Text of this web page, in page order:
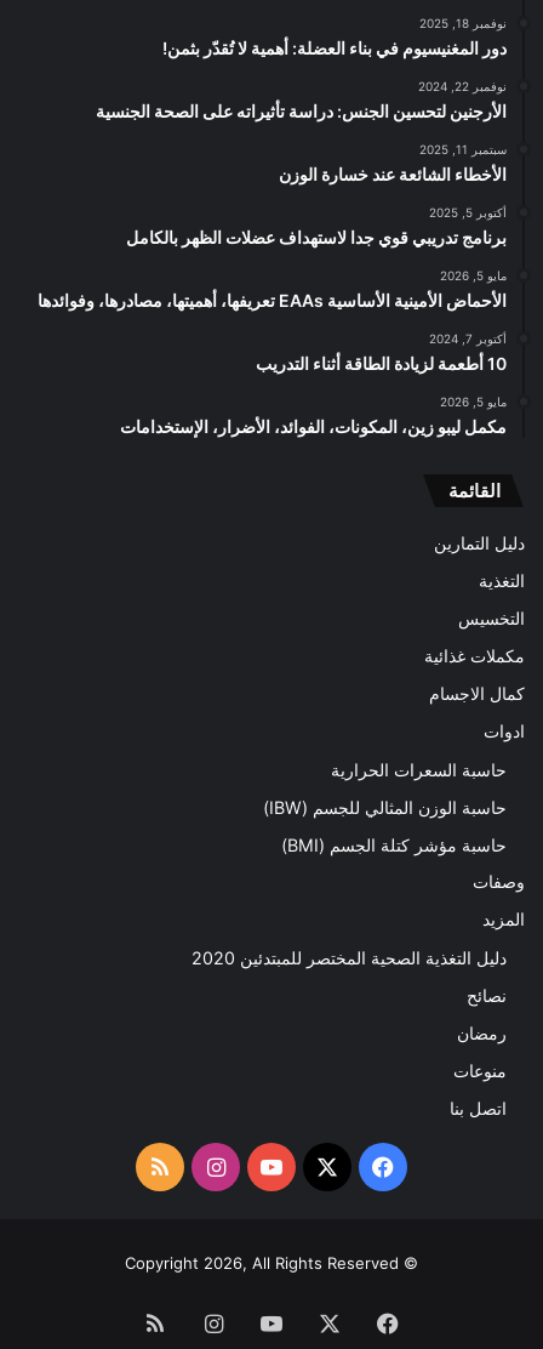
نوفمبر 18, 2025
دور المغنيسيوم في بناء العضلة: أهمية لا تُقدّر بثمن!
نوفمبر 22, 2024
الأرجنين لتحسين الجنس: دراسة تأثيراته على الصحة الجنسية
سبتمبر 11, 2025
الأخطاء الشائعة عند خسارة الوزن
أكتوبر 5, 2025
برنامج تدريبي قوي جدا لاستهداف عضلات الظهر بالكامل
مايو 5, 2026
الأحماض الأمينية الأساسية EAAs تعريفها، أهميتها، مصادرها، وفوائدها
أكتوبر 7, 2024
10 أطعمة لزيادة الطاقة أثناء التدريب
مايو 5, 2026
مكمل ليبو زين، المكونات، الفوائد، الأضرار، الإستخدامات
القائمة
دليل التمارين
التغذية
التخسيس
مكملات غذائية
كمال الاجسام
ادوات
حاسبة السعرات الحرارية
حاسبة الوزن المثالي للجسم (IBW)
حاسبة مؤشر كتلة الجسم (BMI)
وصفات
المزيد
دليل التغذية الصحية المختصر للمبتدئين 2020​
نصائح
رمضان
منوعات
اتصل بنا
فيسبوك
‫X
‫YouTubeانستقرامملخص
RSS
© Copyright 2026, All Rights Reserved
فيسبوك ‫YouTubeانستقرامملخص